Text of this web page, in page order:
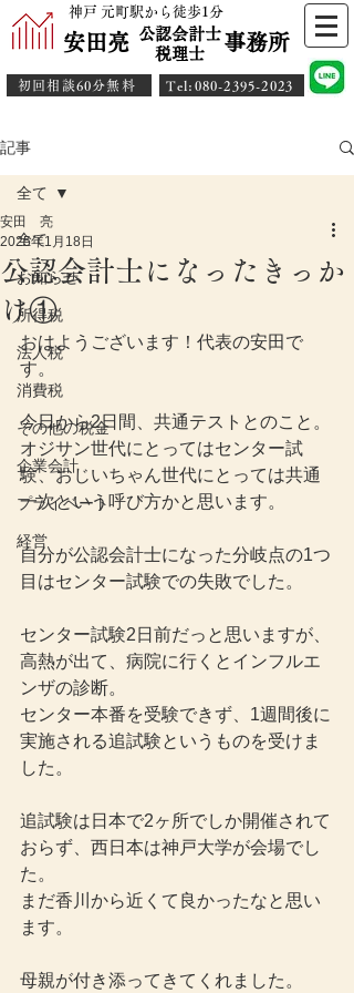
神戸 元町駅から徒歩1分
安田亮 事務所
公認会計士
​税理士
初回相談60分無料 ​Tel:080-2395-2023
記事
全て
お知らせ
所得税
法人税
消費税
その他の税金
企業会計
プライベート
経営
全て
公認会計士になったきっか
け①
安田 亮
2025年1月18日
おはようございます！代表の安田で
す。
今日から2日間、共通テストとのこと。
オジサン世代にとってはセンター試
験、おじいちゃん世代にとっては共通
一次という呼び方かと思います。
自分が公認会計士になった分岐点の1つ
目はセンター試験での失敗でした。
センター試験2日前だっと思いますが、
高熱が出て、病院に行くとインフルエ
ンザの診断。
センター本番を受験できず、1週間後に
実施される追試験というものを受けま
した。
追試験は日本で2ヶ所でしか開催されて
おらず、西日本は神戸大学が会場でし
た。
まだ香川から近くて良かったなと思い
ます。
母親が付き添ってきてくれました。